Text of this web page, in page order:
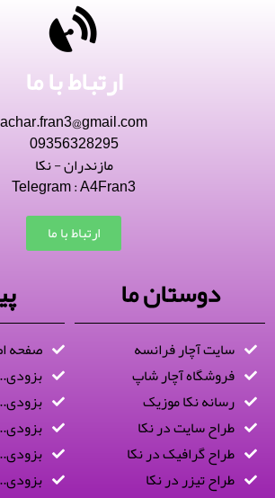
ارتباط با ما
achar.fran3@gmail.com
09356328295
مازندران - نکا
Telegram : A4Fran3
ارتباط با ما
دوستان ما
سایت آچار فرانسه
فروشگاه آچار شاپ
رسانه نکا موزیک
طراح سایت در نکا
طراح گرافیک در نکا
طراح تیزر در نکا
صفحه